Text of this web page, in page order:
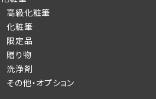
高級化粧筆
化粧筆
限定品
贈り物
洗浄剤
その他・オプション